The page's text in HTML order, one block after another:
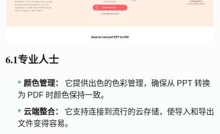
6.1专业人士
颜色管理：
它提供出色的色彩管理，确保从 PPT 转换
为 PDF 时颜色保持一致。
云端整合：
它支持连接到流行的云存储，使导入和导出
文件变得容易。